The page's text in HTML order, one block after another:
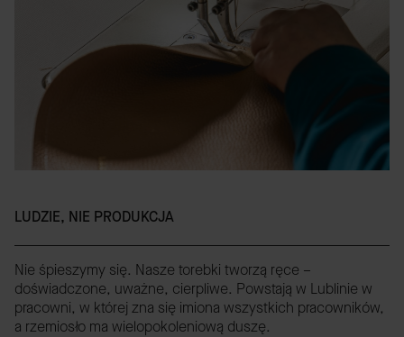
LUDZIE, NIE PRODUKCJA
Nie śpieszymy się. Nasze torebki tworzą ręce –
doświadczone, uważne, cierpliwe. Powstają w Lublinie w
pracowni, w której zna się imiona wszystkich pracowników,
a rzemiosło ma wielopokoleniową duszę.